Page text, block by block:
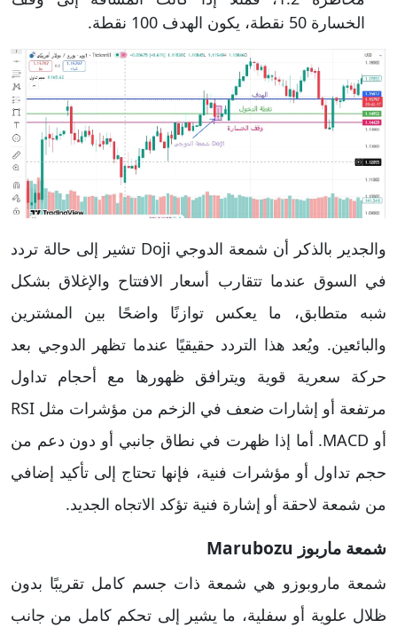
الخسارة 50 نقطة، يكون الهدف 100 نقطة.
والجدير بالذكر أن شمعة الدوجي Doji تشير إلى حالة تردد
في السوق عندما تتقارب أسعار الافتتاح والإغلاق بشكل
شبه متطابق، ما يعكس توازنًا واضحًا بين المشترين
والبائعين. ويُعد هذا التردد حقيقيًا عندما تظهر الدوجي بعد
حركة سعرية قوية ويترافق ظهورها مع أحجام تداول
مرتفعة أو إشارات ضعف في الزخم من مؤشرات مثل RSI
أو MACD. أما إذا ظهرت في نطاق جانبي أو دون دعم من
حجم تداول أو مؤشرات فنية، فإنها تحتاج إلى تأكيد إضافي
من شمعة لاحقة أو إشارة فنية تؤكد الاتجاه الجديد.
شمعة ماربوز Marubozu
شمعة ماروبوزو هي شمعة ذات جسم كامل تقريبًا بدون
ظلال علوية أو سفلية، ما يشير إلى تحكم كامل من جانب